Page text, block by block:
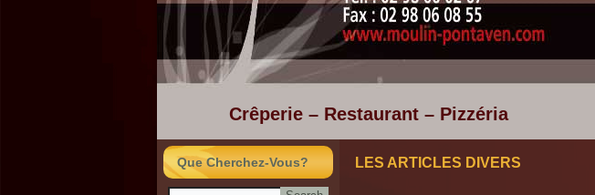
Crêperie – Restaurant – Pizzéria
Que Cherchez-Vous? LES ARTICLES DIVERS